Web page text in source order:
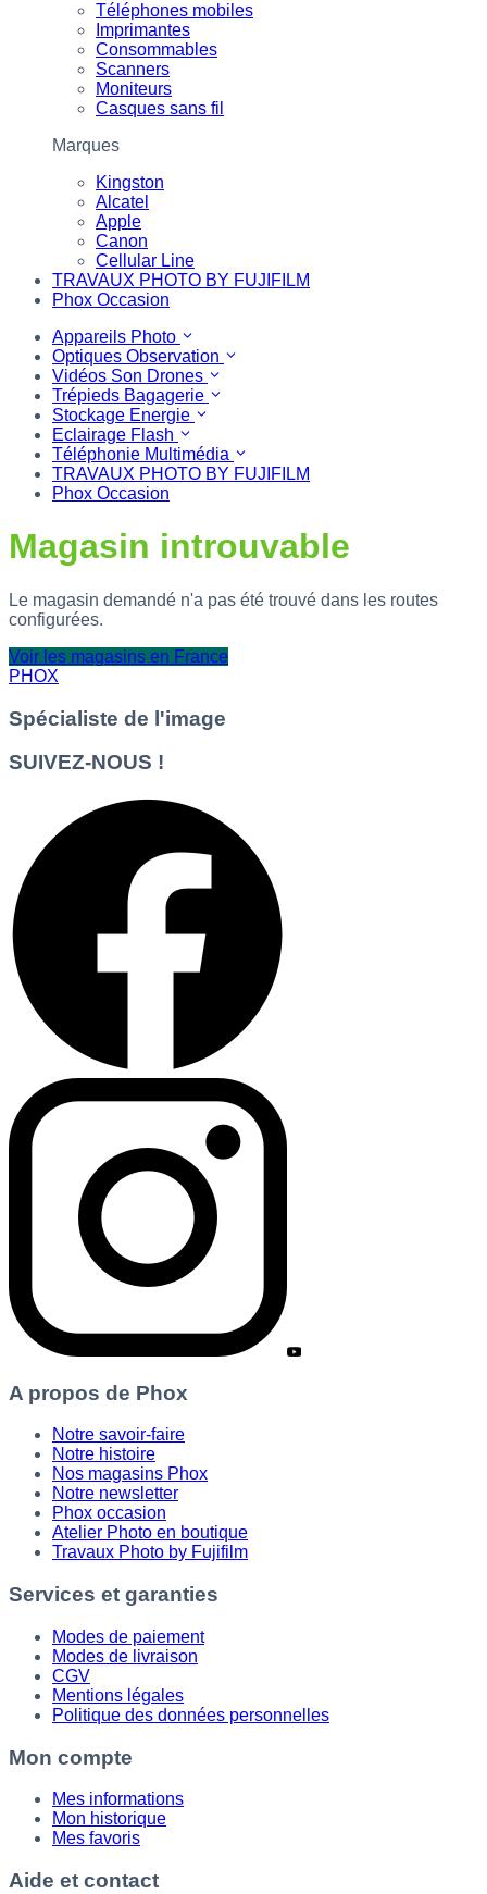
Téléphones mobiles
Imprimantes
Consommables
Scanners
Moniteurs
Casques sans fil
Marques
Kingston
Alcatel
Apple
Canon
Cellular Line
TRAVAUX PHOTO BY FUJIFILM
Phox Occasion
Appareils Photo
Optiques Observation
Vidéos Son Drones
Trépieds Bagagerie
Stockage Energie
Eclairage Flash
Téléphonie Multimédia
TRAVAUX PHOTO BY FUJIFILM
Phox Occasion
Magasin introuvable
Le magasin demandé n'a pas été trouvé dans les routes
configurées.
Voir les magasins en France
PHOX
Spécialiste de l'image
SUIVEZ-NOUS !
A propos de Phox
Notre savoir-faire
Notre histoire
Nos magasins Phox
Notre newsletter
Phox occasion
Atelier Photo en boutique
Travaux Photo by Fujifilm
Services et garanties
Modes de paiement
Modes de livraison
CGV
Mentions légales
Politique des données personnelles
Mon compte
Mes informations
Mon historique
Mes favoris
Aide et contact